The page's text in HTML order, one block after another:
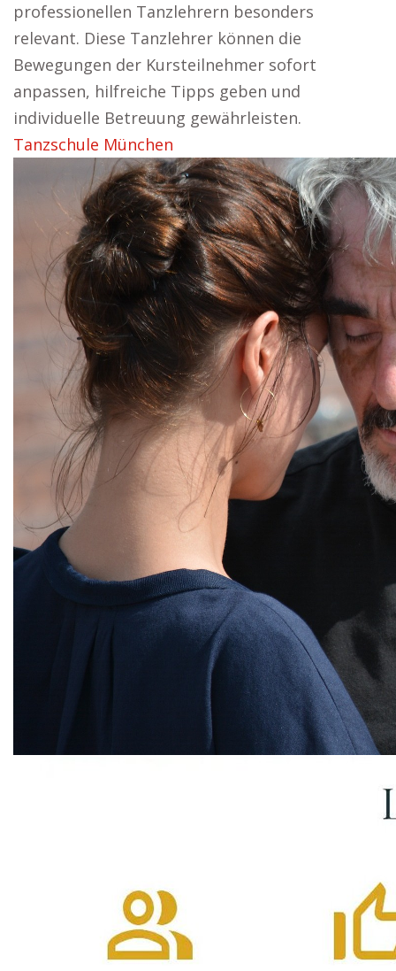
professionellen Tanzlehrern besonders
relevant. Diese Tanzlehrer können die
Bewegungen der Kursteilnehmer sofort
anpassen, hilfreiche Tipps geben und
individuelle Betreuung gewährleisten.
Tanzschule München